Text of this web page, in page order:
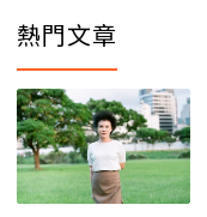
熱門文章